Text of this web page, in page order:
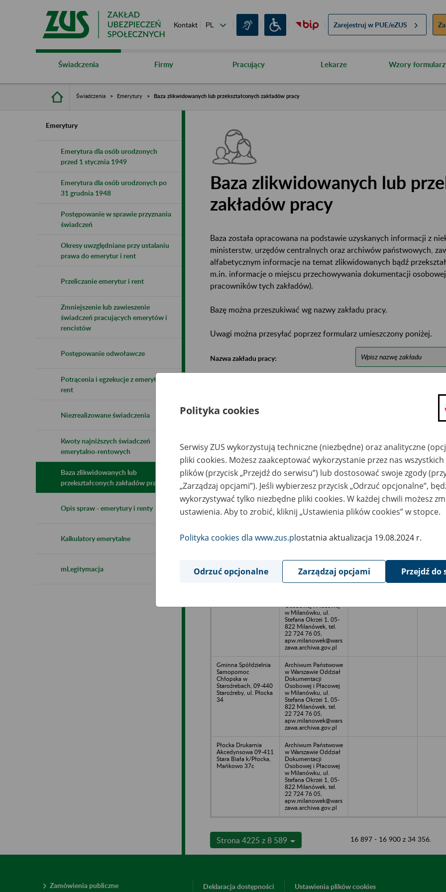
Kontakt Zarejestruj w PUE/eZUS
Świadczenia Firmy Pracujący Lekarze Wzory
Świadczenia Emerytury Baza zlikwidowanych lub przekształconych zakładów pracy
Emerytury
Emerytura dla osób urodzonych
przed 1 stycznia 1949
Emerytura dla osób urodzonych po
31 grudnia 1948
Postępowanie w sprawie przyznania
świadczeń
Okresy uwzględniane przy ustalaniu
prawa do emerytur i rent
Przeliczanie emerytur i rent
Zmniejszenie lub zawieszenie
świadczeń pracujących emerytów i
rencistów
Postępowanie odwoławcze
Potrącenia i egzekucje z emerytur i
rent
Niezrealizowane świadczenia
Kwoty najniższych świadczeń
emerytalno-rentowych
Baza zlikwidowanych lub
przekształconych zakładów pracy
Opis spraw - emerytury i renty
Kalkulatory emerytalne
mLegitymacja
Baza zlikwidowanych lub
zakładów pracy
Baza została opracowana na podstawie uzyskanych informacji z
ministerstw, urzędów centralnych oraz archiwów państwowych,
alfabetycznym informacje na temat zlikwidowanych bądź
m.in. informacje o miejscu przechowywania dokumentacji
pracowników tych zakładów).
Bazę można przeszukiwać wg nazwy zakładu pracy.
Uwagi można przesyłać poprzez formularz umieszczony poniżej.
Nazwa zakładu pracy:
Nazwa
zlikwidowanego
zakładu pracy
przechowywania
dokumentów
Nr zespołu akt w
archiwum
państwowym
Daty
OLMAR Spółka z o.o.
w Lewiczynie, 06-544
Turza Mała
Archiwum Państwowe
w Warszawie Oddział
Dokumentacji
Stefana Okrzei 1, 05-
apw.milanowek@wars
zawa.archiwa.gov.pl
Archiwum Państwowe
Osobowej i Płacowej
w Milanówku, ul.
Stefana Okrzei 1, 05-
822 Milanówek, tel.
22 724 76 05,
apw.milanowek@wars
zawa.archiwa.gov.pl
Gminna Spółdzielnia
Samopomoc
Chłopska w
Staroźrebach, 09-440
Staroźreby, ul. Płocka
34
Archiwum Państwowe
w Warszawie Oddział
Dokumentacji
Osobowej i Płacowej
w Milanówku, ul.
Stefana Okrzei 1, 05-
822 Milanówek, tel.
22 724 76 05,
apw.milanowek@wars
zawa.archiwa.gov.pl
Płocka Drukarnia
Akcedynsowa 09-411
Stara Biała k/Płocka,
Mańkowo 37c
Archiwum Państwowe
w Warszawie Oddział
Dokumentacji
Osobowej i Płacowej
w Milanówku, ul.
Stefana Okrzei 1, 05-
822 Milanówek, tel.
22 724 76 05,
apw.milanowek@wars
zawa.archiwa.gov.pl
Strona 4225 z 8 589 16 897 - 16 900 z 34 356.
Zamówienia publiczne Deklaracja dostępności Ustawienia plików cookies
Polityka cookies
Serwisy ZUS wykorzystują techniczne (niezbędne) oraz analityczne
pliki cookies. Możesz zaakceptować wykorzystanie przez nas
plików (przycisk „Przejdź do serwisu”) lub dostosować swoje zgody
„Zarządzaj opcjami”). Jeśli wybierzesz przycisk „Odrzuć opcjonalne”,
wykorzystywać tylko niezbędne pliki cookies. W każdej chwili możesz
ustawienia. Aby to zrobić, kliknij „Ustawienia plików cookies” w stopce.
Polityka cookies dla www.zus.plostatnia aktualizacja 19.08.2024 r.
Odrzuć opcjonalne Zarządzaj opcjami Przejdź do